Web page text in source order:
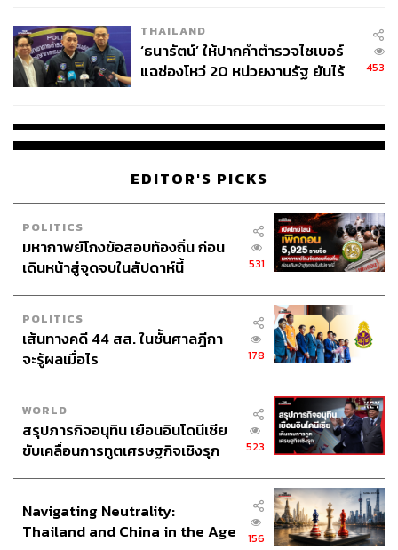
ครั้ง ในปีนี้
ทั้งนี้ จังหวะรีบาวด์สูงขึ้นบ้างของราคาทองคำ (XAUUSD) ที่
ตลาดการเงินเอเชีย ได้ช่วยชะลอการอ่อนค่าของเงินบาทบ้าง
ในส่วนตลาดบอนด์ บอนด์ยีลด์ 10 ปี สหรัฐฯ ทยอยปรับตัวสูง
ขึ้นสู่โซน 4.43% ท่ามกลางความไม่แน่นอนของสถานการณ์
ในตะวันออกกลาง และผลการประชุม FOMC ของ FED ที่มี
ลักษณะ Hawkish Hold จากมุมมองของกรรมการ 3 ท่าน ที่
ไม่เห็นด้วยกับถ้อยคำสะท้อนแนวโน้มการใช้นโยบายการเงิน
ทำให้ผู้เล่นในตลาดประเมินว่า FED มีโอกาส 10% ที่จะขึ้น
ดอกเบี้ย 1 ครั้ง ในปีนี้
ทั้งนี้ การปรับตัวขึ้นของบอนด์ยีลด์ 10 ปี สหรัฐฯ ได้ถูกชะลอ
ลงบ้าง จากภาวะระมัดระวังตัวของผู้เล่นในตลาด โดยการ
เคลื่อนไหวของบอนด์ยีลด์ 10 ปี สหรัฐฯ ดังกล่าวสอดคล้องกับ
มุมมองของเราที่มองว่า การเคลื่อนไหวของบอนด์ยีลด์ 10 ปี
สหรัฐฯ จะยังคงมีลักษณะ Two-Way (พร้อมเคลื่อนไหวได้ทั้ง
สองทิศทาง) ขึ้นกับแนวโน้มสถานการณ์ในตะวันออกกลาง
ผลการประชุมของ FED รวมถึงผลประกอบการของบรรดา
บริษัทจดทะเบียน
THAILAND
‘ธนารัตน์’ ให้ปากคำตำรวจไซเบอร์
แฉช่องโหว่ 20 หน่วยงานรัฐ ยันไร้
453
EDITOR'S PICKS
POLITICS
มหากาพย์โกงข้อสอบท้องถิ่น ก่อน
เดินหน้าสู่จุดจบในสัปดาห์นี้
531
POLITICS
เส้นทางคดี 44 สส. ในชั้นศาลฎีกา
จะรู้ผลเมื่อไร
178
WORLD
สรุปภารกิจอนุทิน เยือนอินโดนีเซีย
ขับเคลื่อนการทูตเศรษฐกิจเชิงรุก
523
Navigating Neutrality:
Thailand and China in the Age
156